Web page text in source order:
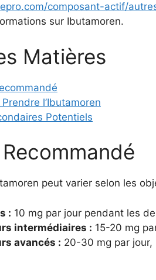
composant-actif/
sur Ibutamoren.
Matières
l’Ibutamoren
Potentiels
peut varier selon les
: 10 mg par jour pendant les
intermédiaires : 15-20 mg
avancés : 20-30 mg par jour,